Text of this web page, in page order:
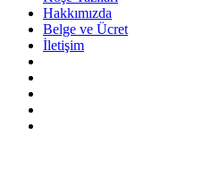
Hakkımızda
Belge ve Ücret
İletişim